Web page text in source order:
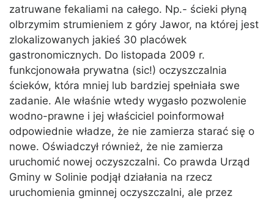
zatruwane fekaliami na całego. Np.- ścieki płyną
olbrzymim strumieniem z góry Jawor, na której jest
zlokalizowanych jakieś 30 placówek
gastronomicznych. Do listopada 2009 r.
funkcjonowała prywatna (sic!) oczyszczalnia
ścieków, która mniej lub bardziej spełniała swe
zadanie. Ale właśnie wtedy wygasło pozwolenie
wodno-prawne i jej właściciel poinformował
odpowiednie władze, że nie zamierza starać się o
nowe. Oświadczył również, że nie zamierza
uruchomić nowej oczyszczalni. Co prawda Urząd
Gminy w Solinie podjął działania na rzecz
uruchomienia gminnej oczyszczalni, ale przez